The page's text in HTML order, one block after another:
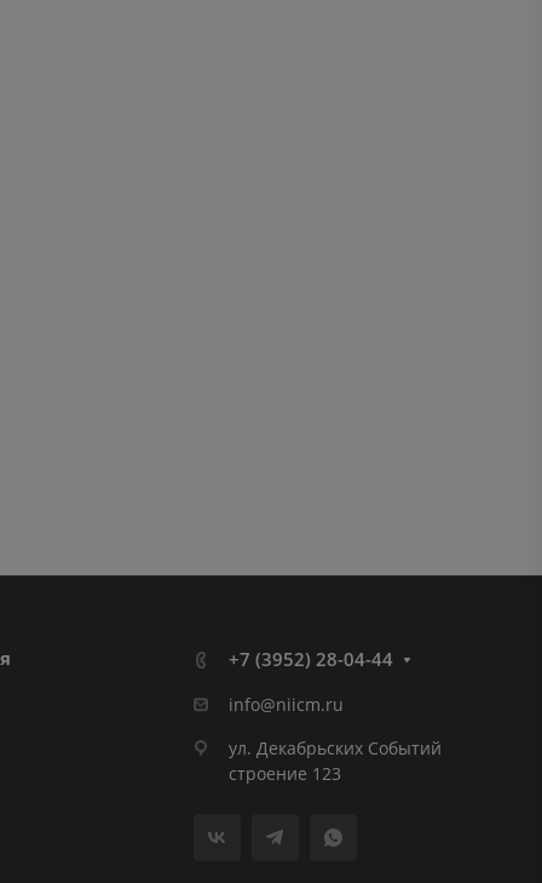
+7 (3952) 28-04-44
info@niicm.ru
ул. Декабрьских Событий
строение 123